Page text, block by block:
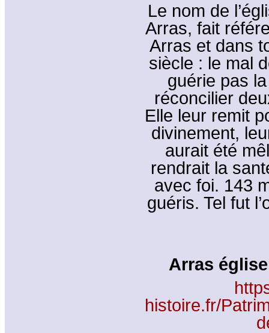
Le nom de
Arras, fait
Arras et dans
siècle : le mal
guérie pas
réconcilier
Elle leur remit
divinement,
aurait été
rendrait la
avec foi. 143
guéris. Tel fut
Arras
histoire.fr/